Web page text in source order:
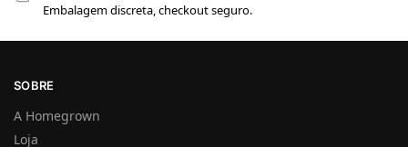
Embalagem discreta, checkout seguro.
SOBRE
A Homegrown
Loja